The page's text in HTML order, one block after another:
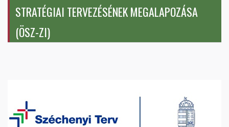
STRATÉGIAI TERVEZÉSÉNEK MEGALAPOZÁSA
(ÖSZ-ZI)